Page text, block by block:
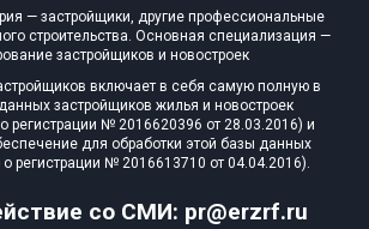
со СМИ: pr@erzrf.ru
— застройщики, другие профессиональные
строительства. Основная специализация —
застройщиков и новостроек
включает в себя самую полную в
застройщиков жилья и новостроек
регистрации № 2016620396 от 28.03.2016) и
для обработки этой базы данных
регистрации № 2016613710 от 04.04.2016).